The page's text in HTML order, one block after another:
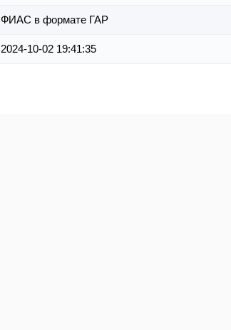
ФИАС в формате ГАР
2024-10-02 19:41:35